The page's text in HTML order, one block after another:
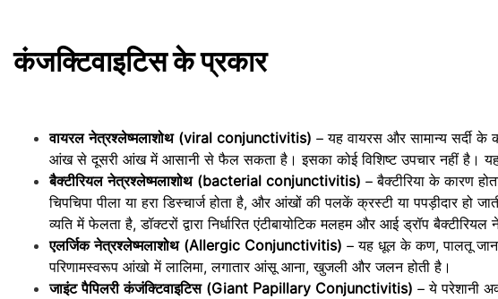
कंजक्टिवाइटिस के प्रकार
वायरल नेत्रश्लेष्मलाशोथ (viral conjunctivitis) – यह वायरस और सामान्य सर्दी
आंख से दूसरी आंख में आसानी से फैल सकता है। इसका कोई विशिष्ट उपचार नहीं है।
बैक्टीरियल नेत्रश्लेष्मलाशोथ (bacterial conjunctivitis) – बैक्टीरिया के कारण
चिपचिपा पीला या हरा डिस्चार्ज होता है, और आंखों की पलकें क्रस्टी या पपड़ीदार
व्यति में फेलता है, डॉक्टरों द्वारा निर्धारित एंटीबायोटिक मलहम और आई ड्रॉप
एलर्जिक नेत्रश्लेष्मलाशोथ (Allergic Conjunctivitis) – यह धूल के कण, पालतू
परिणामस्वरूप आंखो में लालिमा, लगातार आंसू आना, खुजली और जलन होती है।
जाइंट पैपिलरी कंजंक्टिवाइटिस (Giant Papillary Conjunctivitis) – ये परेशानी